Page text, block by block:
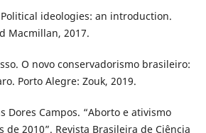
Political ideologies: an introduction.
Macmillan, 2017.
O novo conservadorismo brasileiro:
Porto Alegre: Zouk, 2019.
Dores Campos. “Aborto e ativismo
de 2010”. Revista Brasileira de Ciência